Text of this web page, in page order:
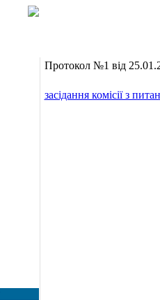
Протокол №1 від
засідання комісії з